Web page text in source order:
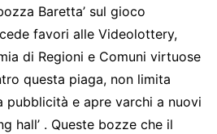
Baretta’ sul gioco
favori alle Videolottery,
di Regioni e Comuni virtuose
questa piaga, non limita
pubblicità e apre varchi a nuovi
hall’ . Queste bozze che il